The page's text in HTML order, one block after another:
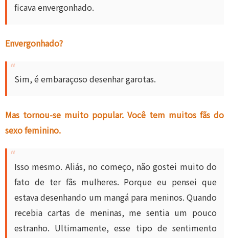
ficava envergonhado.
Envergonhado?
Sim, é embaraçoso desenhar garotas.
Mas tornou-se muito popular. Você tem muitos fãs do
sexo feminino.
Isso mesmo. Aliás, no começo, não gostei muito do
fato de ter fãs mulheres. Porque eu pensei que
estava desenhando um mangá para meninos. Quando
recebia cartas de meninas, me sentia um pouco
estranho. Ultimamente, esse tipo de sentimento